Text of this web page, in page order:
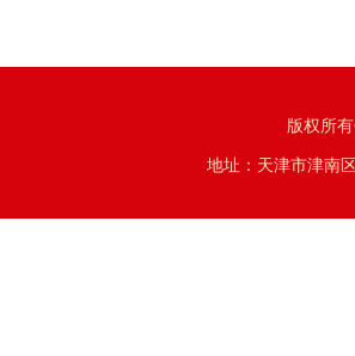
版权所
地址：天津市津南